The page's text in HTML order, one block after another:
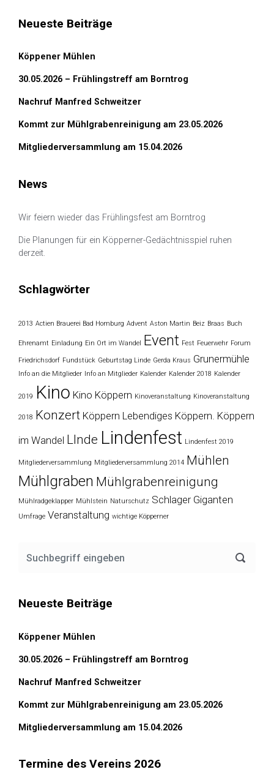
Neueste Beiträge
Köppener Mühlen
30.05.2026 – Frühlingstreff am Borntrog
Nachruf Manfred Schweitzer
Kommt zur Mühlgrabenreinigung am 23.05.2026
Mitgliederversammlung am 15.04.2026
News
Wir feiern wieder das Frühlingsfest am Borntrog
Die Planungen für ein Köpperner-Gedächtnisspiel ruhen
derzeit.
Schlagwörter
2013 Actien Brauerei Bad Homburg Advent Aston Martin Beiz Braas Buch
Ehrenamt Einladung Ein Ort im Wandel Event Fest Feuerwehr Forum
Friedrichsdorf Fundstück Geburtstag Linde Gerda Kraus Grunermühle
Info an die Mitglieder Info an Mitglieder Kalender Kalender 2018 Kalender
2019 Kino Kino Köppern Kinoveranstaltung Kinoveranstaltung
2018 Konzert Köppern Lebendiges Köppern. Köppern
im Wandel LInde Lindenfest Lindenfest 2019
Mitgliederversammlung Mitgliederversammlung 2014 Mühlen
Mühlgraben Mühlgrabenreinigung
Mühlradgeklapper Mühlstein Naturschutz Schlager Giganten
Umfrage Veranstaltung wichtige Köpperner
Neueste Beiträge
Köppener Mühlen
30.05.2026 – Frühlingstreff am Borntrog
Nachruf Manfred Schweitzer
Kommt zur Mühlgrabenreinigung am 23.05.2026
Mitgliederversammlung am 15.04.2026
Termine des Vereins 2026